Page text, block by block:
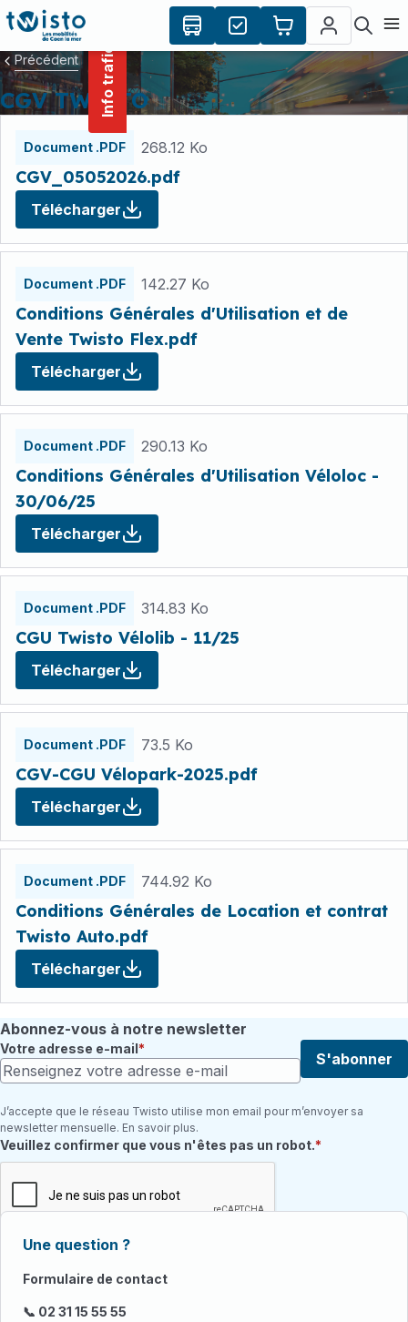
principal
Info trafic
Précédent
CGV TWISTO
Document .PDF 268.12 Ko
CGV_05052026.pdf
Télécharger
Document .PDF 142.27 Ko
Conditions Générales d'Utilisation et de
Vente Twisto Flex.pdf
Télécharger
Document .PDF 290.13 Ko
Conditions Générales d'Utilisation Véloloc -
30/06/25
Télécharger
Document .PDF 314.83 Ko
CGU Twisto Vélolib - 11/25
Télécharger
Document .PDF 73.5 Ko
CGV-CGU Vélopark-2025.pdf
Télécharger
Document .PDF 744.92 Ko
Conditions Générales de Location et contrat
Twisto Auto.pdf
Télécharger
Abonnez-vous à notre newsletter
Votre adresse e-mail
S'abonner
J’accepte que le réseau Twisto utilise mon email pour m’envoyer sa
newsletter mensuelle. En savoir plus.
Champ requis
Veuillez confirmer que vous n'êtes pas un robot.
Une question ?
Formulaire de contact
📞 02 31 15 55 55
Panneau de gestion des cookies